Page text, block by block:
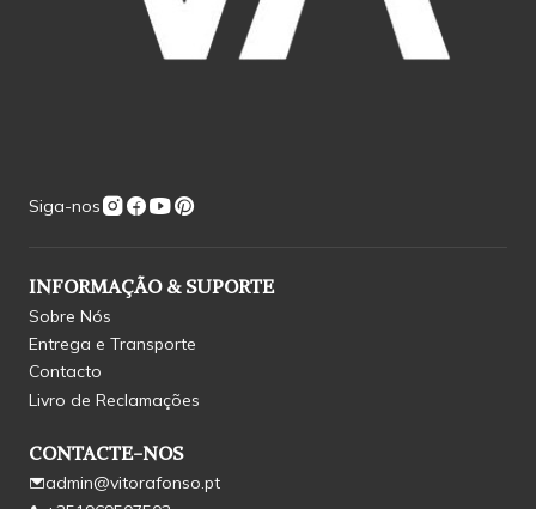
Siga-nos
INFORMAÇÃO & SUPORTE
Sobre Nós
Entrega e Transporte
Contacto
Livro de Reclamações
CONTACTE-NOS
admin@vitorafonso.pt